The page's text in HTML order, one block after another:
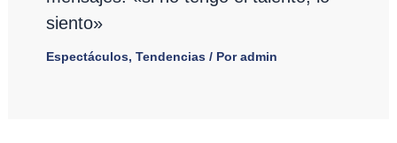
siento»
Espectáculos, Tendencias/ Poradmin